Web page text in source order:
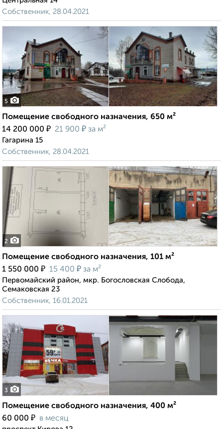
Собственник, 28.04.2021
5
Помещение свободного назначения, 650 м²
14 200 000 ₽ 21 900 ₽ за м²
Гагарина 15
Собственник, 28.04.2021
2
Помещение свободного назначения, 101 м²
1 550 000 ₽ 15 400 ₽ за м²
Первомайский район, мкр. Богословская Слобода,
Семаковская 23
Собственник, 16.01.2021
3
Помещение свободного назначения, 400 м²
60 000 ₽ в месяц